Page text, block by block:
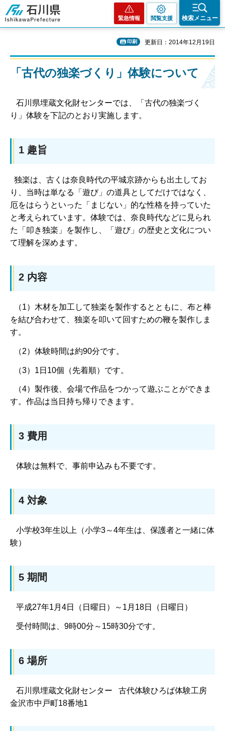
石川県
緊急情報 閲覧支援 検索メニュー
印刷 更新日：2014年12月19日
「古代の独楽づくり」体験について
石川県埋蔵文化財センターでは、「古代の独楽づく
り」体験を下記のとおり実施します。
1 趣旨
独楽は、古くは奈良時代の平城京跡からも出土してお
り、当時は単なる「遊び」の道具としてだけではなく、
厄をはらうといった「まじない」的な性格を持っていた
と考えられています。体験では、奈良時代などに見られ
た「叩き独楽」を製作し、「遊び」の歴史と文化につい
て理解を深めます。
2 内容
（1）木材を加工して独楽を製作するとともに、布と棒
を結び合わせて、独楽を叩いて回すための鞭を製作しま
す。
（2）体験時間は約90分です。
（3）1日10個（先着順）です。
（4）製作後、会場で作品をつかって遊ぶことができま
す。作品は当日持ち帰りできます。
3 費用
体験は無料で、事前申込みも不要です。
4 対象
小学校3年生以上（小学3～4年生は、保護者と一緒に体
験）
5 期間
平成27年1月4日（日曜日）～1月18日（日曜日）
受付時間は、9時00分～15時30分です。
6 場所
石川県埋蔵文化財センター 古代体験ひろば体験工房
金沢市中戸町18番地1